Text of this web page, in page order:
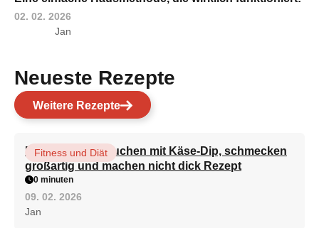
02. 02. 2026
Jan
Neueste Rezepte
Weitere Rezepte
Brokkoli-Pfannkuchen mit Käse-Dip, schmecken
großartig und machen nicht dick Rezept
Fitness und Diät
0 minuten
09. 02. 2026
Jan